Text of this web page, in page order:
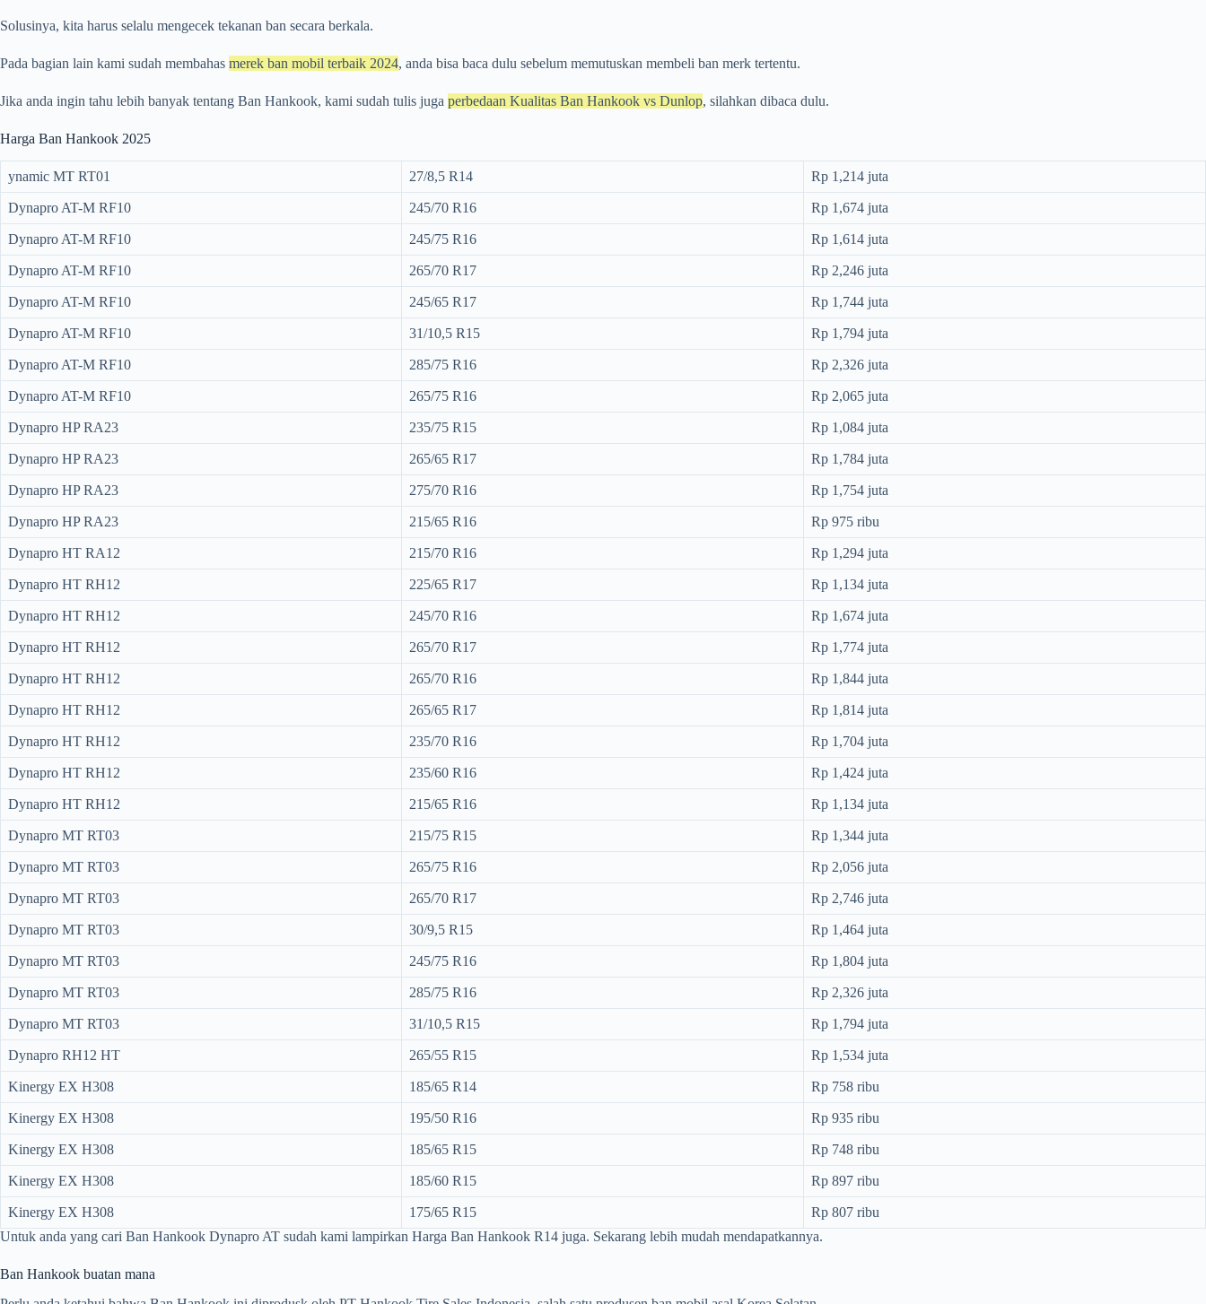
Solusinya, kita harus selalu mengecek tekanan ban secara berkala.
Pada bagian lain kami sudah membahas merek ban mobil terbaik 2024, anda bisa baca dulu sebelum memutuskan membeli ban merk tertentu.
Jika anda ingin tahu lebih banyak tentang Ban Hankook, kami sudah tulis juga perbedaan Kualitas Ban Hankook vs Dunlop, silahkan dibaca dulu.
Harga Ban Hankook 2025
ynamic MT RT01 27/8,5 R14 Rp 1,214 juta
Dynapro AT-M RF10 245/70 R16 Rp 1,674 juta
Dynapro AT-M RF10 245/75 R16 Rp 1,614 juta
Dynapro AT-M RF10 265/70 R17 Rp 2,246 juta
Dynapro AT-M RF10 245/65 R17 Rp 1,744 juta
Dynapro AT-M RF10 31/10,5 R15 Rp 1,794 juta
Dynapro AT-M RF10 285/75 R16 Rp 2,326 juta
Dynapro AT-M RF10 265/75 R16 Rp 2,065 juta
Dynapro HP RA23 235/75 R15 Rp 1,084 juta
Dynapro HP RA23 265/65 R17 Rp 1,784 juta
Dynapro HP RA23 275/70 R16 Rp 1,754 juta
Dynapro HP RA23 215/65 R16 Rp 975 ribu
Dynapro HT RA12 215/70 R16 Rp 1,294 juta
Dynapro HT RH12 225/65 R17 Rp 1,134 juta
Dynapro HT RH12 245/70 R16 Rp 1,674 juta
Dynapro HT RH12 265/70 R17 Rp 1,774 juta
Dynapro HT RH12 265/70 R16 Rp 1,844 juta
Dynapro HT RH12 265/65 R17 Rp 1,814 juta
Dynapro HT RH12 235/70 R16 Rp 1,704 juta
Dynapro HT RH12 235/60 R16 Rp 1,424 juta
Dynapro HT RH12 215/65 R16 Rp 1,134 juta
Dynapro MT RT03 215/75 R15 Rp 1,344 juta
Dynapro MT RT03 265/75 R16 Rp 2,056 juta
Dynapro MT RT03 265/70 R17 Rp 2,746 juta
Dynapro MT RT03 30/9,5 R15 Rp 1,464 juta
Dynapro MT RT03 245/75 R16 Rp 1,804 juta
Dynapro MT RT03 285/75 R16 Rp 2,326 juta
Dynapro MT RT03 31/10,5 R15 Rp 1,794 juta
Dynapro RH12 HT 265/55 R15 Rp 1,534 juta
Kinergy EX H308 185/65 R14 Rp 758 ribu
Kinergy EX H308 195/50 R16 Rp 935 ribu
Kinergy EX H308 185/65 R15 Rp 748 ribu
Kinergy EX H308 185/60 R15 Rp 897 ribu
Kinergy EX H308 175/65 R15
Rp 807 ribu
Untuk anda yang cari Ban Hankook Dynapro AT sudah kami lampirkan Harga Ban Hankook R14 juga. Sekarang lebih mudah mendapatkannya.
Ban Hankook buatan mana